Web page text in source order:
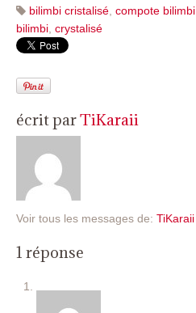
bilimbi cristalisé compote bilimbi
bilimbi crystalisé
écrit parTiKaraii
Voir tous les messages de: TiKaraii
1 réponse